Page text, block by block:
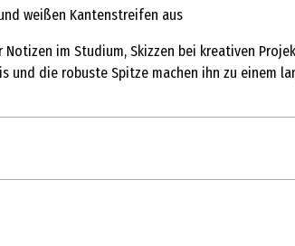
weißen Kantenstreifen aus
im Studium, Skizzen bei kreativen
die robuste Spitze machen ihn zu einem